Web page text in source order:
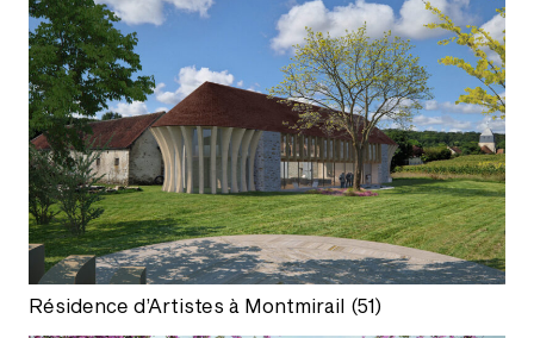
Résidence d’Artistes à Montmirail (51)